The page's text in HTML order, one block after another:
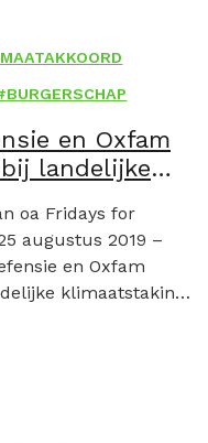
BURGERSCHAP
en Oxfam
landelijke
oa Fridays for
augustus 2019 –
en Oxfam
klimaatstaking